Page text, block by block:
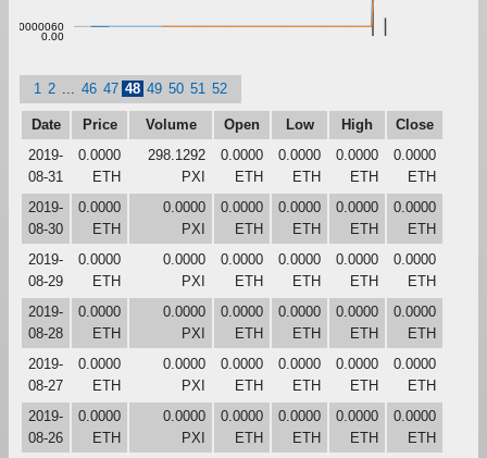
0.00
1 2 46 47 48 49 50 51 52
Date Price Volume Open Low High
Close
2019-
08-31
0.0000
ETH
298.1292
PXI
0.0000
ETH
0.0000
ETH
0.0000
ETH
0.0000
ETH
2019-
08-30
0.0000
ETH
0.0000
PXI
0.0000
ETH
0.0000
ETH
0.0000
ETH
0.0000
ETH
2019-
08-29
0.0000
ETH
0.0000
PXI
0.0000
ETH
0.0000
ETH
0.0000
ETH
0.0000
ETH
2019-
08-28
0.0000
ETH
0.0000
PXI
0.0000
ETH
0.0000
ETH
0.0000
ETH
0.0000
ETH
2019-
08-27
0.0000
ETH
0.0000
PXI
0.0000
ETH
0.0000
ETH
0.0000
ETH
0.0000
ETH
2019-
08-26
0.0000
ETH
0.0000
PXI
0.0000
ETH
0.0000
ETH
0.0000
ETH
0.0000
ETH